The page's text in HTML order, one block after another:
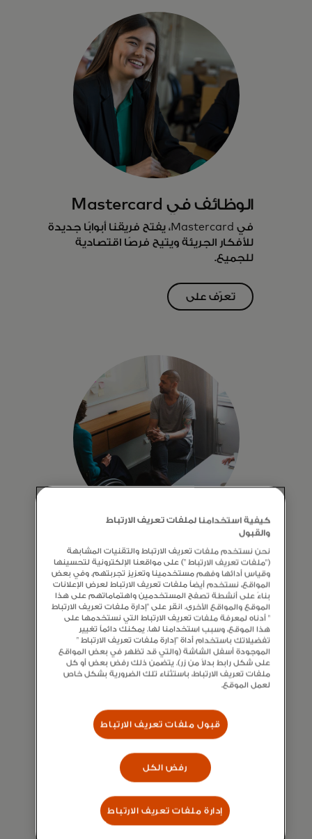
عندما يزدهر الأفراد، تزدهر المجتمعات
والشركات والاقتصادات.
الوظائف في Mastercard
في Mastercard، يفتح فريقنا أبوابًا جديدة
للأفكار الجريئة ويتيح فرصًا اقتصادية
للجميع.
تعرّف على
المجتمع والانتماء
نحن نؤمن بعالم تتاح فيه الفرص
للجميع، سواءً داخل أو خارج مؤسستنا.
تعرّف على
المزيد
كيفية استخدامنا لملفات تعريف الارتباط
والقبول
نحن نستخدم ملفات تعريف الارتباط والتقنيات المشابهة
("ملفات تعريف الارتباط ") على مواقعنا الإلكترونية لتحسينها
وقياس أدائها وفهم مستخدمينا وتعزيز تجربتهم. وفي بعض
المواقع، نستخدم أيضاً ملفات تعريف الارتباط لعرض الإعلانات
بناءً على أنشطة تصفح المستخدمين واهتماماتهم على هذا
الموقع والمواقع الأخرى. انقر على "إدارة ملفات تعريف الارتباط
" أدناه لمعرفة ملفات تعريف الارتباط التي نستخدمها على
هذا الموقع، وسبب استخدامنا لها. يمكنك دائماً تغيير
تفضيلاتك باستخدام أداة "إدارة ملفات تعريف الارتباط "
الموجودة أسفل الشاشة (والتي قد تظهر في بعض المواقع
على شكل رابط بدلاً من زر). يتضمن ذلك رفض بعض أو كل
ملفات تعريف الارتباط، باستثناء تلك الضرورية بشكل خاص
لعمل الموقع.
قبول ملفات تعريف الارتباط
رفض الكل
إدارة ملفات تعريف الارتباط